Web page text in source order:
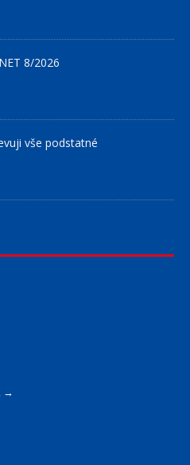
8/2026
vše podstatné
→